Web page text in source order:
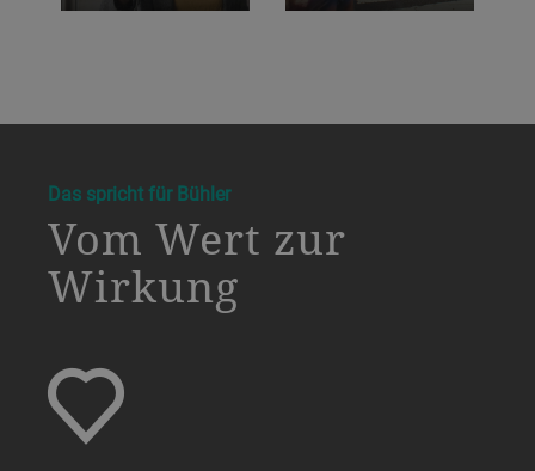
a decorative background image
Das spricht für Bühler
Vom Wert zur
Wirkung